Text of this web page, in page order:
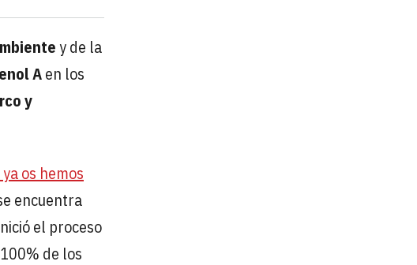
y de la
Aen los
y
os hemos
encuentra
el proceso
de los